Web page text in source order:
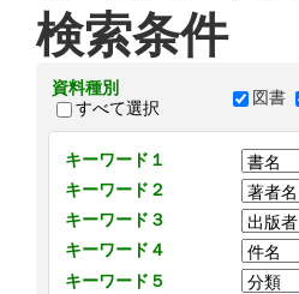
検索条件
資料種別
すべて選択
図書
キーワード１
キーワード２
キーワード３
キーワード４
キーワード５